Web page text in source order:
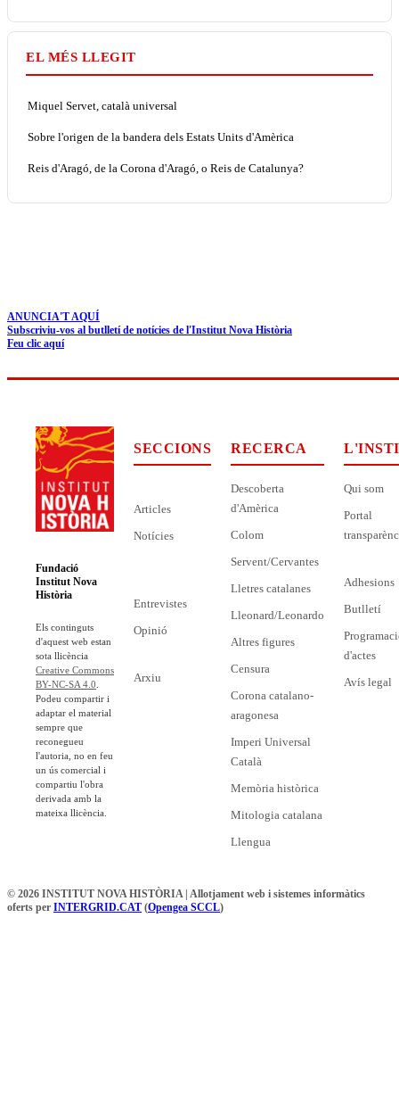
EL MÉS LLEGIT
Miquel Servet, català universal
Sobre l'origen de la bandera dels Estats Units d'Amèrica
Reis d'Aragó, de la Corona d'Aragó, o Reis de Catalunya?
ANUNCIA'T AQUÍ
Subscriviu-vos al butlletí de notícies de l'Institut Nova Història
Feu clic aquí
Fundació
Institut Nova
Història
Els continguts
d'aquest web estan
sota llicència
Creative Commons
BY-NC-SA 4.0
Podeu compartir i
adaptar el material
sempre que
reconegueu
l'autoria, no en feu
un ús comercial i
compartiu l'obra
derivada amb la
mateixa llicència.
SECCIONS
Articles
Notícies
Entrevistes
Opinió
Arxiu
RECERCA
Descoberta
d'Amèrica
Colom
Servent/Cervantes
Lletres catalanes
Lleonard/Leonardo
Altres figures
Censura
Corona catalano-
aragonesa
Imperi Universal
Català
Memòria històrica
Mitologia catalana
Llengua
Qui som
Portal
Adhesions
Butlletí
d'actes
Avís legal
© 2026 INSTITUT NOVA HISTÒRIA | Allotjament web i sistemes informàtics
oferts per INTERGRID.CAT (Opengea SCCL)